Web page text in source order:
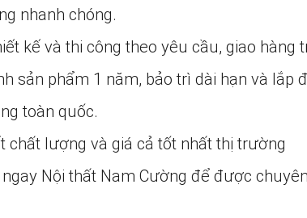
nhanh chóng.
kế và thi công theo yêu cầu, giao hàng
sản phẩm 1 năm, bảo trì dài hạn và lắp
toàn quốc.
chất lượng và giá cả tốt nhất thị trường
ngay Nội thất Nam Cường để được